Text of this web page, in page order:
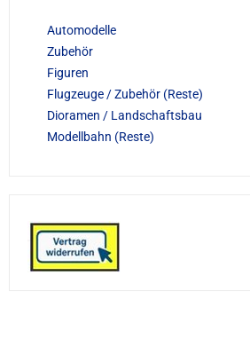
Automodelle
Zubehör
Figuren
Flugzeuge / Zubehör (Reste)
Dioramen / Landschaftsbau
Modellbahn (Reste)